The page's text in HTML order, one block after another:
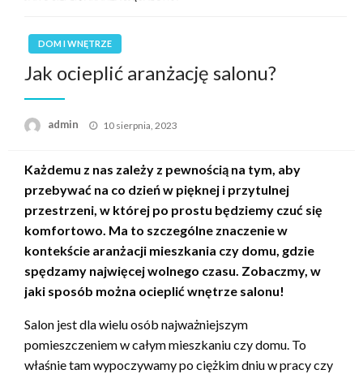
DOM I WNĘTRZE
Jak ocieplić aranżację salonu?
admin
Opublikowane
10 sierpnia, 2023
Każdemu z nas zależy z pewnością na tym, aby
przebywać na co dzień w pięknej i przytulnej
przestrzeni, w której po prostu będziemy czuć się
komfortowo. Ma to szczególne znaczenie w
kontekście aranżacji mieszkania czy domu, gdzie
spędzamy najwięcej wolnego czasu. Zobaczmy, w
jaki sposób można ocieplić wnętrze salonu!
Salon jest dla wielu osób najważniejszym
pomieszczeniem w całym mieszkaniu czy domu. To
właśnie tam wypoczywamy po ciężkim dniu w pracy czy